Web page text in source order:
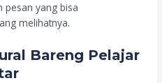
pesan yang bisa
melihatnya.
Bareng Pelajar